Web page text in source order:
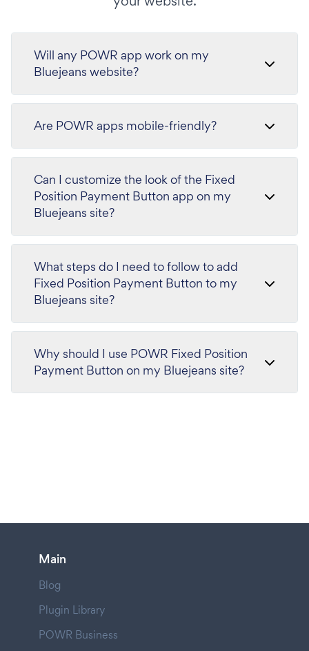
Will any POWR app work on my
Bluejeans website?
Are POWR apps mobile-friendly?
Can I customize the look of the Fixed
Position Payment Button app on my
Bluejeans site?
What steps do I need to follow to add
Fixed Position Payment Button to my
Bluejeans site?
Why should I use POWR Fixed Position
Payment Button on my Bluejeans site?
Main
Blog
Plugin Library
POWR Business